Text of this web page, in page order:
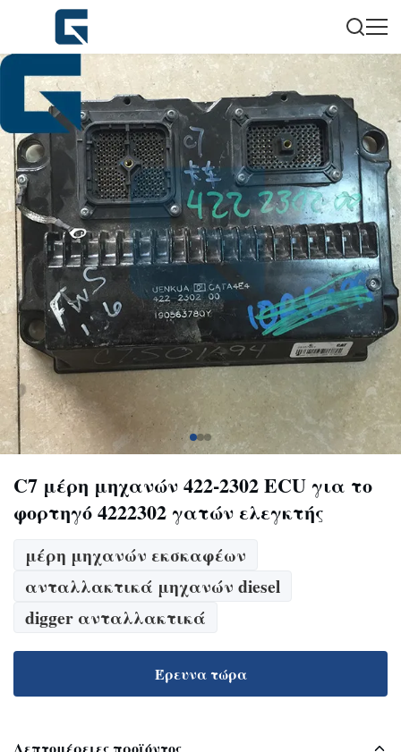
C7 μέρη μηχανών 422-2302 ECU για το
φορτηγό 4222302 γατών ελεγκτής
μέρη μηχανών εκσκαφέων
ανταλλακτικά μηχανών diesel
digger ανταλλακτικά
Έρευνα τώρα